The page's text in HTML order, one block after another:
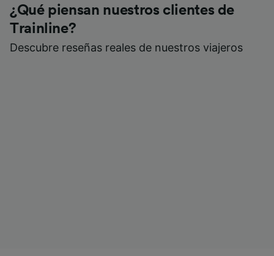
¿Qué piensan nuestros clientes de
Trainline?
Descubre reseñas reales de nuestros viajeros